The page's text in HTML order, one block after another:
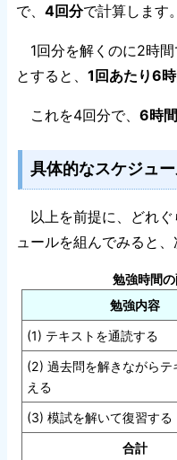
で、 4回分で計算します。
1回分を解くのに2時
とすると、 1回あたり6
これを4回分で、 6時
具体的なスケジュ
以上を前提に、どれぐ
ュールを組んでみると、
勉強時間
勉強内容
(1) テキストを通読する
(2) 過去問を解きながらテ
える
(3) 模試を解いて復習する
合計